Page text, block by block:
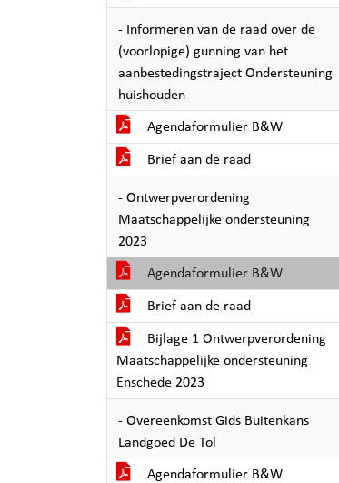
- Informeren van de raad over de
(voorlopige) gunning van het
aanbestedingstraject Ondersteuning
huishouden
Agendaformulier B&W
Brief aan de raad
- Ontwerpverordening
Maatschappelijke ondersteuning
2023
Agendaformulier B&W
Brief aan de raad
Bijlage 1 Ontwerpverordening
Maatschappelijke ondersteuning
Enschede 2023
- Overeenkomst Gids Buitenkans
Landgoed De Tol
Agendaformulier B&W